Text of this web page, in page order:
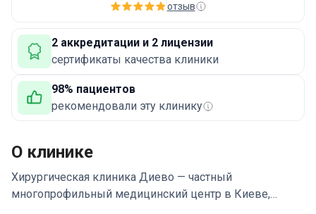
отзыв
2 аккредитации и 2 лицензии
сертификаты качества клиники
98% пациентов
рекомендовали эту клинику
О клинике
Хирургическая клиника Диево — частный
многопрофильный медицинский центр в Киеве,